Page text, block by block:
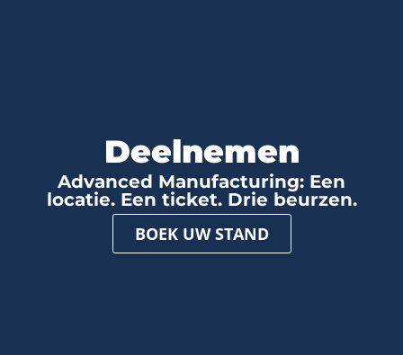
Deelnemen
Advanced Manufacturing: Een
locatie. Een ticket. Drie beurzen.
BOEK UW STAND